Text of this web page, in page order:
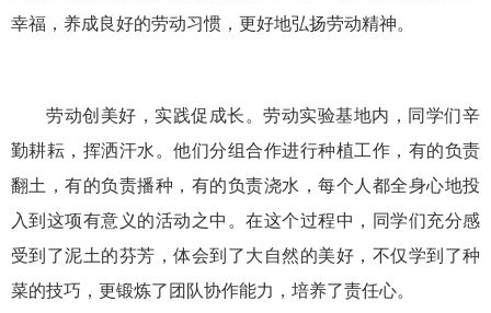
幸福，养成良好的劳动习惯，更好地弘扬劳动精神。
劳动创美好，实践促成长。劳动实验基地内，同学们辛
勤耕耘，挥洒汗水。他们分组合作进行种植工作，有的负责
翻土，有的负责播种，有的负责浇水，每个人都全身心地投
入到这项有意义的活动之中。在这个过程中，同学们充分感
受到了泥土的芬芳，体会到了大自然的美好，不仅学到了种
菜的技巧，更锻炼了团队协作能力，培养了责任心。